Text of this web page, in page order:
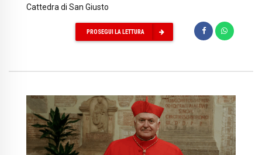
Cattedra di San Giusto
PROSEGUI LA LETTURA